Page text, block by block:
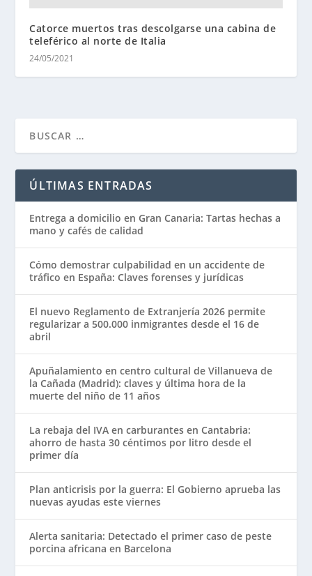
Catorce muertos tras descolgarse una cabina de
teleférico al norte de Italia
24/05/2021
ÚLTIMAS ENTRADAS
Entrega a domicilio en Gran Canaria: Tartas hechas a
mano y cafés de calidad
Cómo demostrar culpabilidad en un accidente de
tráfico en España: Claves forenses y jurídicas
El nuevo Reglamento de Extranjería 2026 permite
regularizar a 500.000 inmigrantes desde el 16 de
abril
Apuñalamiento en centro cultural de Villanueva de
la Cañada (Madrid): claves y última hora de la
muerte del niño de 11 años
La rebaja del IVA en carburantes en Cantabria:
ahorro de hasta 30 céntimos por litro desde el
primer día
Plan anticrisis por la guerra: El Gobierno aprueba las
nuevas ayudas este viernes
Alerta sanitaria: Detectado el primer caso de peste
porcina africana en Barcelona